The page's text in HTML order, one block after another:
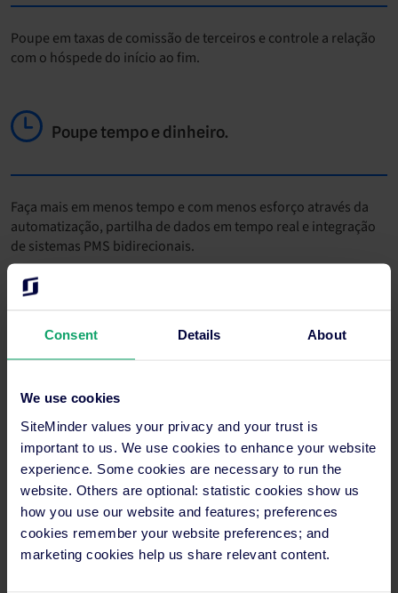
Consent Details About
We use cookies
SiteMinder values your privacy and your trust is
important to us. We use cookies to enhance your website
experience. Some cookies are necessary to run the
website. Others are optional: statistic cookies show us
how you use our website and features; preferences
cookies remember your website preferences; and
marketing cookies help us share relevant content.
Poupe em taxas de comissão de terceiros e controle a relação
com o hóspede do início ao fim.
Poupe tempo e dinheiro.
Faça mais em menos tempo e com menos esforço através da
automatização, partilha de dados em tempo real e integração
de sistemas PMS bidirecionais.
Estabeleça procedimentos operacionais modernos e
mais tempo para se concentrar nas pessoas que importam.
Melhore a experiência dos seus hóspedes.